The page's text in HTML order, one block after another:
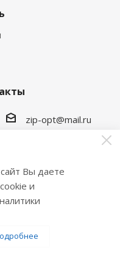
zip-opt@mail.ru
5в
плюс
Вы даете
и